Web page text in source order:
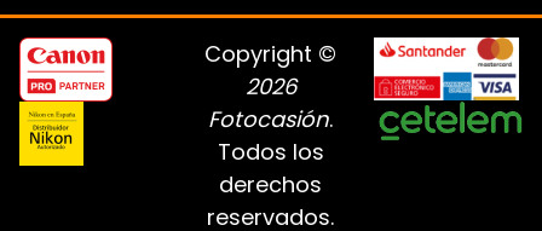
Copyright ©
2026
Fotocasión.
Todos los
derechos
reservados.